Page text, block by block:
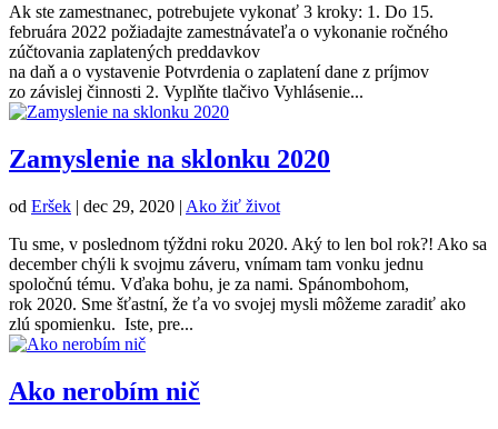
Ak ste zamestnanec, potrebujete vykonať 3 kroky: 1. Do 15.
februára 2022 požiadajte zamestnávateľa o vykonanie ročného
zúčtovania zaplatených preddavkov
na daň a o vystavenie Potvrdenia o zaplatení dane z príjmov
zo závislej činnosti 2. Vyplňte tlačivo Vyhlásenie...
Zamyslenie na sklonku 2020
od Eršek | dec 29, 2020 | Ako žiť život
Tu sme, v poslednom týždni roku 2020. Aký to len bol rok?! Ako sa
december chýli k svojmu záveru, vnímam tam vonku jednu
spoločnú tému. Vďaka bohu, je za nami. Spánombohom,
rok 2020. Sme šťastní, že ťa vo svojej mysli môžeme zaradiť ako
zlú spomienku. Iste, pre...
Ako nerobím nič